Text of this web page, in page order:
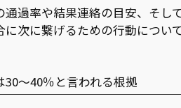
通過率や結果連絡の目安、そし
に次に繋げるための行動につい
～40％と言われる根拠